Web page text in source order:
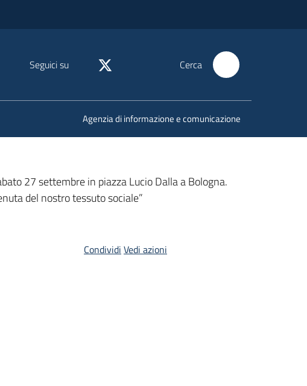
Seguici su Cerca
Agenzia di informazione e comunicazione
27 settembre in piazza Lucio Dalla a Bologna.
del nostro tessuto sociale”
Condividi Vedi azioni